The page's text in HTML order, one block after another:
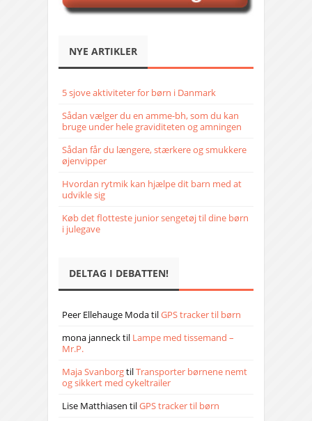
NYE ARTIKLER
5 sjove aktiviteter for børn i Danmark
Sådan vælger du en amme-bh, som du kan
bruge under hele graviditeten og amningen
Sådan får du længere, stærkere og smukkere
øjenvipper
Hvordan rytmik kan hjælpe dit barn med at
udvikle sig
Køb det flotteste junior sengetøj til dine børn
i julegave
DELTAG I DEBATTEN!
Peer Ellehauge ModatilGPS tracker til børn
mona jannecktil Lampe med tissemand –
Mr.P.
Maja SvanborgtilTransporter børnene nemt
og sikkert med cykeltrailer
Lise Matthiasen tilGPS tracker til børn